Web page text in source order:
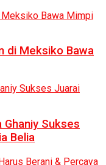
di Meksiko Bawa
Sukses
Belia